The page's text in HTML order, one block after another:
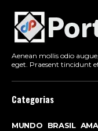
Aenean mollis odio
eget. Praesent tincidunt
Categorias
MUNDO BRASIL